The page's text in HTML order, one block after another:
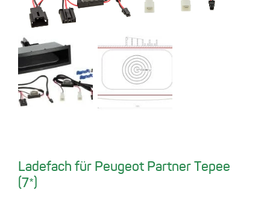
Ladefach für Peugeot Partner Tepee
(7*)